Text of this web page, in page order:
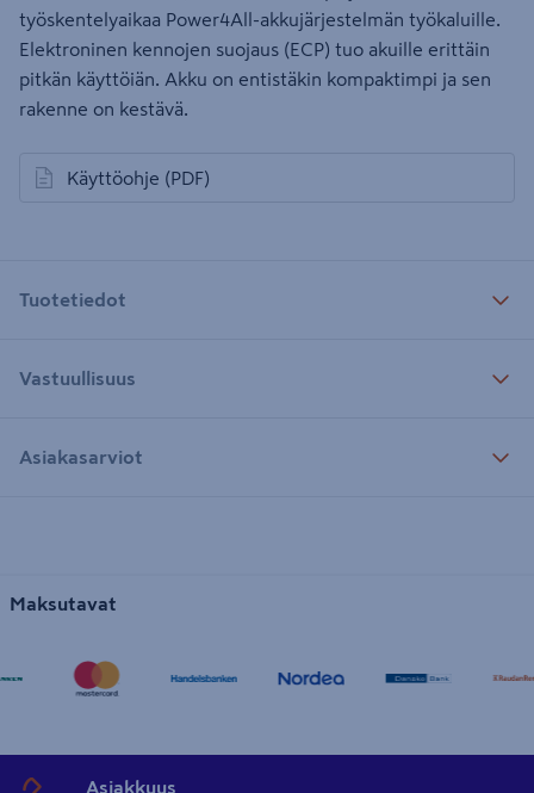
työskentelyaikaa Power4All-akkujärjestelmän työkaluille.
Elektroninen kennojen suojaus (ECP) tuo akuille erittäin
pitkän käyttöiän. Akku on entistäkin kompaktimpi ja sen
rakenne on kestävä.
Käyttöohje (PDF)
avautuu uuteen välilehteen
Tuotetiedot
Vastuullisuus
Asiakasarviot
Maksutavat
Asiakkuus